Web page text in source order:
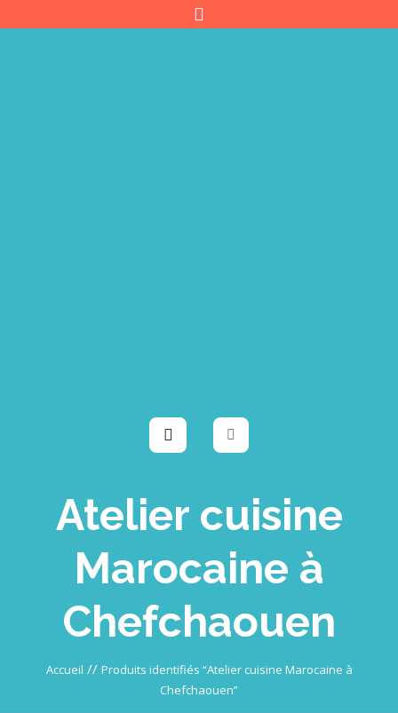
Atelier cuisine
Marocaine à
Chefchaouen
Accueil // Produits identifiés “Atelier cuisine Marocaine à
Chefchaouen”